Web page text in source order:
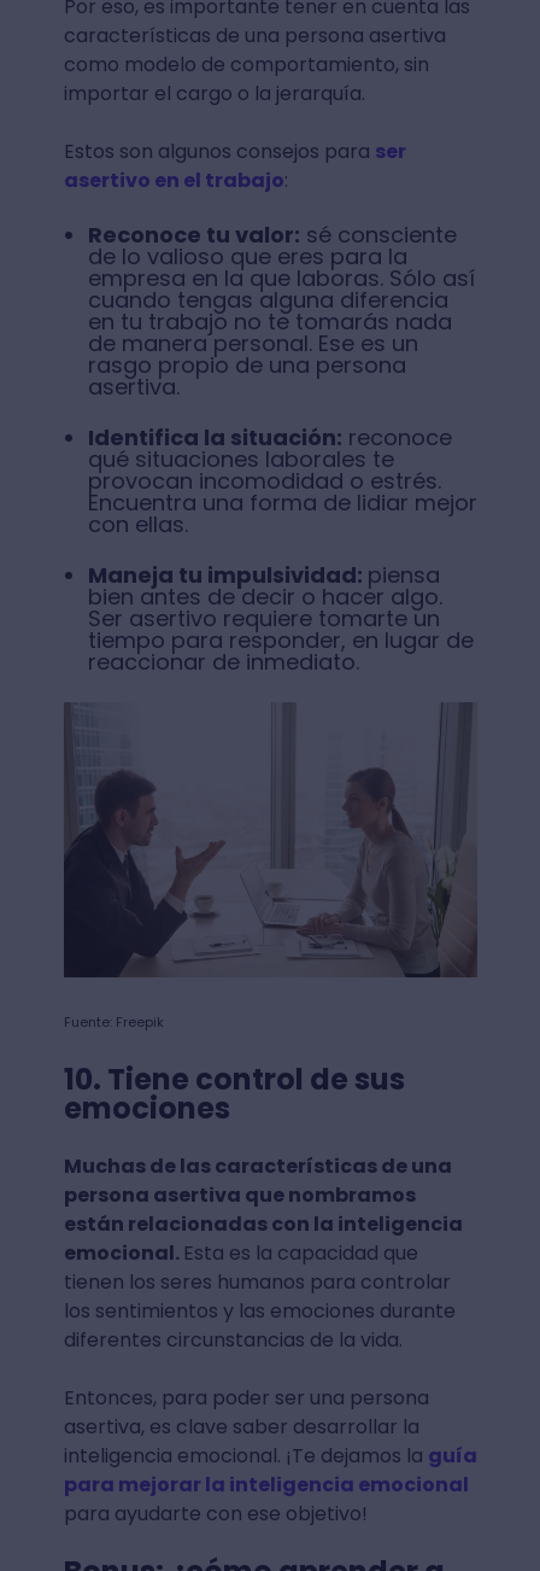
Por eso, es importante tener en cuenta las
características de una persona asertiva
como modelo de comportamiento, sin
importar el cargo o la jerarquía.
Estos son algunos consejos para ser
asertivo en el trabajo:
Reconoce tu valor: sé consciente
de lo valioso que eres para la
empresa en la que laboras. Sólo así
cuando tengas alguna diferencia
en tu trabajo no te tomarás nada
de manera personal. Ese es un
rasgo propio de una persona
asertiva.
Identifica la situación: reconoce
qué situaciones laborales te
provocan incomodidad o estrés.
Encuentra una forma de lidiar mejor
con ellas.
Maneja tu impulsividad: piensa
bien antes de decir o hacer algo.
Ser asertivo requiere tomarte un
tiempo para responder, en lugar de
reaccionar de inmediato.
Fuente: Freepik
10. Tiene control de sus
emociones
Muchas de las características de una
persona asertiva que nombramos
están relacionadas con la inteligencia
emocional. Esta es la capacidad que
tienen los seres humanos para controlar
los sentimientos y las emociones durante
diferentes circunstancias de la vida.
Entonces, para poder ser una persona
asertiva, es clave saber desarrollar la
inteligencia emocional. ¡Te dejamos la guía
para mejorar la inteligencia emocional
para ayudarte con ese objetivo!